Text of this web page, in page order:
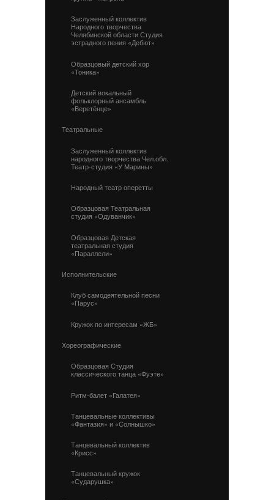
Заслуженный коллектив
Народного творчества
Челябинской области Студия
эстрадного пения «Дебют»
Образцовый детский хор
«Тоника»
Детский вокальный
фольклорный ансамбль
«Веретёнце»
Театральные
Заслуженный коллектив
народного творчества Чел.обл.
Театр-студия «У Марины»
Народный театр оперетты
Образцовая Театральная
студия «Одуванчик»
Образцовая Детская
театральная студия
«Параллели»
Исполнительские
Клуб самодеятельной песни
«Парус»
Кружок по интересам «ЖБ»
Хореографические
Образцовая Студия
классического танца «Фуэте»
Ритм-балет «Галатея»
Танцевальные коллективы
«Фантазия» и «Солнышко»
Танцевальный коллектив
«Крисс»
Танцевальный кружок
«Сударушка»